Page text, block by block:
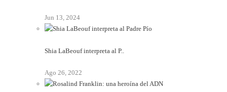
Jun 13, 2024
Shia LaBeouf interpreta al P..
Ago 26, 2022